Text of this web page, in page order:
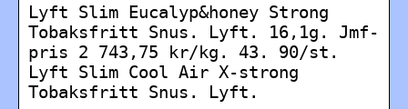
Lyft Slim Eucalyp&honey Strong
Tobaksfritt Snus. Lyft. 16,1g. Jmf-
pris 2 743,75 kr/kg. 43. 90/st.
Lyft Slim Cool Air X-strong
Tobaksfritt Snus. Lyft.